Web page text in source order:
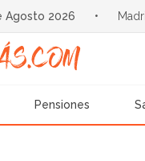
Agosto 2026 •
Pensiones